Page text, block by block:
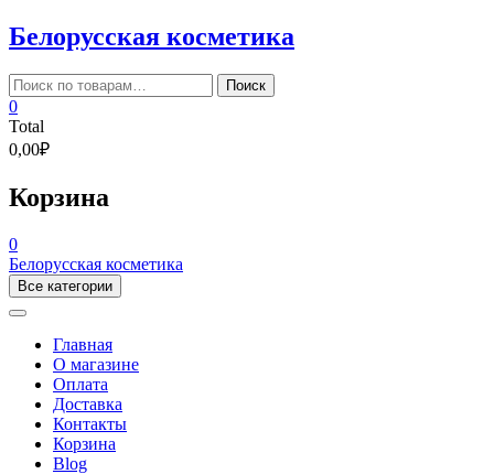
Skip
to
content
Белорусская косметика
Искать: Поиск
0
Total
0,00₽
Корзина
0
Белорусская косметика
Все категории
Главная
О магазине
Оплата
Доставка
Контакты
Корзина
Blog